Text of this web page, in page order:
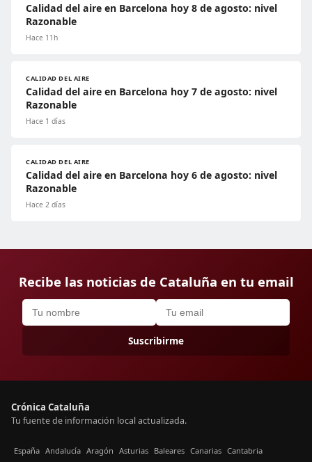
Calidad del aire en Barcelona hoy 8 de agosto: nivel
Razonable
Hace 11h
CALIDAD DEL AIRE
Calidad del aire en Barcelona hoy 7 de agosto: nivel
Razonable
Hace 1 días
CALIDAD DEL AIRE
Calidad del aire en Barcelona hoy 6 de agosto: nivel
Razonable
Hace 2 días
Recibe las noticias de Cataluña en tu email
Suscribirme
Crónica Cataluña
Tu fuente de información local actualizada.
España Andalucía Aragón Asturias Baleares Canarias Cantabria